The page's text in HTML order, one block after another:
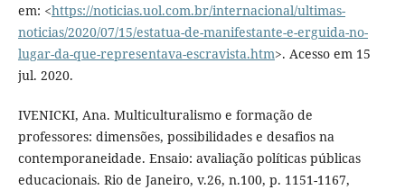
em: <https://noticias.uol.com.br/internacional/ultimas-
noticias/2020/07/15/estatua-de-manifestante-e-erguida-no-
lugar-da-que-representava-escravista.htm>. Acesso em 15
jul. 2020.
IVENICKI, Ana. Multiculturalismo e formação de
professores: dimensões, possibilidades e desafios na
contemporaneidade. Ensaio: avaliação políticas públicas
educacionais. Rio de Janeiro, v.26, n.100, p. 1151-1167,